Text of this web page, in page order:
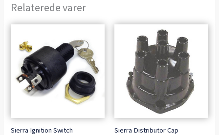
Relaterede varer
Sierra Ignition Switch Sierra Distributor Cap